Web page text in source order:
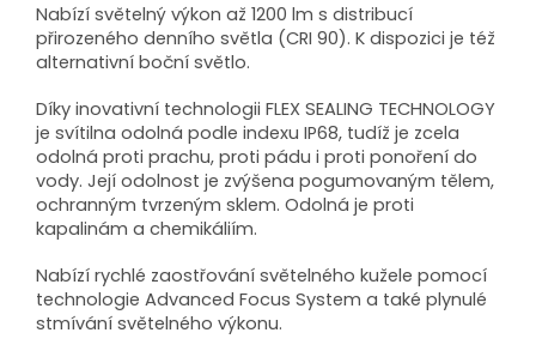
Nabízí světelný výkon až 1200 lm s distribucí
přirozeného denního světla (CRI 90). K dispozici je též
alternativní boční světlo.
Díky inovativní technologii FLEX SEALING TECHNOLOGY
je svítilna odolná podle indexu IP68, tudíž je zcela
odolná proti prachu, proti pádu i proti ponoření do
vody. Její odolnost je zvýšena pogumovaným tělem,
ochranným tvrzeným sklem. Odolná je proti
kapalinám a chemikáliím.
Nabízí rychlé zaostřování světelného kužele pomocí
technologie Advanced Focus System a také plynulé
stmívání světelného výkonu.